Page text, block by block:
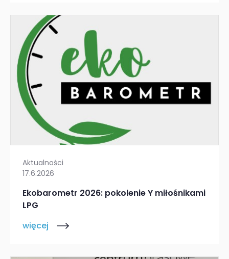
Aktualności
17.6.2026
Ekobarometr 2026: pokolenie Y miłośnikami
LPG
więcej